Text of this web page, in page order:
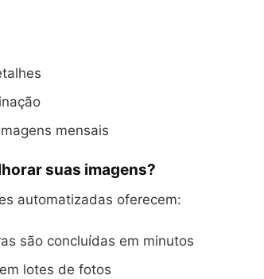
mensais
suas imagens?
automatizadas oferecem:
são concluídas em minutos
lotes de fotos